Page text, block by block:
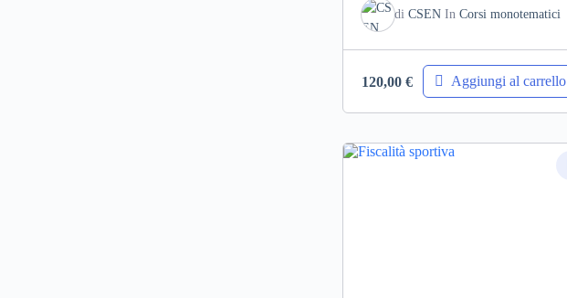
diCSEN InCorsi monotematici
120,00€ Aggiungi al carrello